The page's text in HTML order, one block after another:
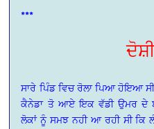
***
ਸਾਰੇ ਪਿੰਡ ਵਿਚ ਰੋਲਾ ਪਿਆ ਹੋਇਆ
ਕੈਨੇਡਾ ਤੋ ਆਏ ਇਕ ਵੱਡੀ ਉਮਰ ਦੇ
ਲੋਕਾਂ ਨੂੰ ਸਮਝ ਨਹੀ ਆ ਰਹੀ ਸੀ ਕਿ